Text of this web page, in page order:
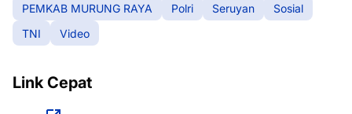
PEMKAB MURUNG RAYA
Polri Seruyan
Sosial
TNI
Video
Link Cepat